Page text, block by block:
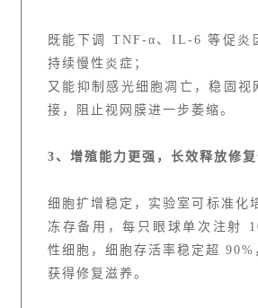
既能下调 TNF-α、IL-6 等促炎
持续慢性炎症；
又能抑制感光细胞凋亡，稳固视
接，阻止视网膜进一步萎缩。
3、增殖能力更强，长效释放修复
细胞扩增稳定，实验室可标准化
冻存备用，每只眼球单次注射
性细胞，细胞存活率稳定超 90%
获得修复滋养。